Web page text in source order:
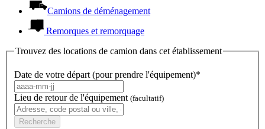
Camions de déménagement
Remorques et remorquage
Trouvez des locations de camion dans cet établissement
Date de votre départ (pour prendre l'équipement)*
Lieu de retour de l'équipement (facultatif)
Recherche